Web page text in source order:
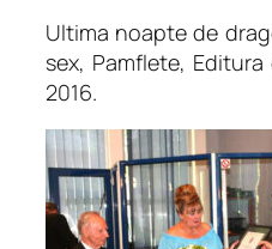
r
a
g
s
t
e
Ultima noapte de
sex, Pamflete, Editura
2016.